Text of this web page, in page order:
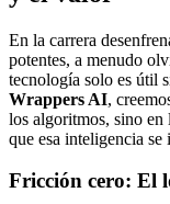
En la carrera
potentes, a menudo
tecnología solo es útil
Wrappers AI,
los algoritmos, sino en
que esa inteligencia se
Fricción cero: El